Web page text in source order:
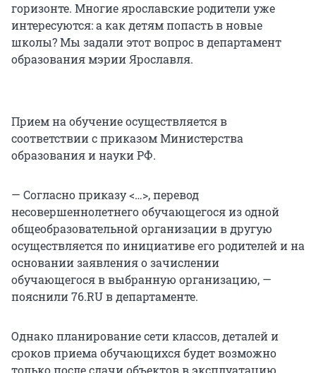
горизонте. Многие ярославские родители уже
интересуются: а как детям попасть в новые
школы? Мы задали этот вопрос в департамент
образования мэрии Ярославля.
Прием на обучение осуществляется в
соответствии с приказом Министерства
образования и науки РФ.
— Согласно приказу <…>, перевод
несовершеннолетнего обучающегося из одной
общеобразовательной организации в другую
осуществляется по инициативе его родителей и на
основании заявления о зачислении
обучающегося в выбранную организацию, —
пояснили 76.RU в департаменте.
Однако планирование сети классов, деталей и
сроков приема обучающихся будет возможно